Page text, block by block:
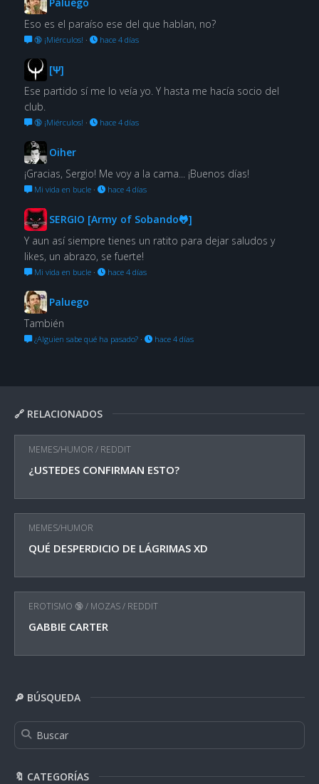
🔗 RELACIONADOS
MEMES/HUMOR / REDDIT
¿USTEDES CONFIRMAN ESTO?
MEMES/HUMOR
QUÉ DESPERDICIO DE LÁGRIMAS XD
EROTISMO 🔞/ MOZAS/ REDDIT
GABBIE CARTER
🔎 BÚSQUEDA
🔖 CATEGORÍAS
Eso es el paraíso ese del que hablan, no?
🔞 ¡Miérculos! · hace 4 días
[Ψ]
Ese partido sí me lo veía yo. Y hasta me hacía socio del
club.
🔞 ¡Miérculos! · hace 4 días
Oiher
¡Gracias, Sergio! Me voy a la cama... ¡Buenos días!
Mi vida en bucle· hace 4 días
SERGIO [Army of Sobando🐸]
Y aun así siempre tienes un ratito para dejar saludos y
likes, un abrazo, se fuerte!
Mi vida en bucle· hace 4 días
Paluego
También
¿Alguien sabe qué ha pasado?· hace 4 días